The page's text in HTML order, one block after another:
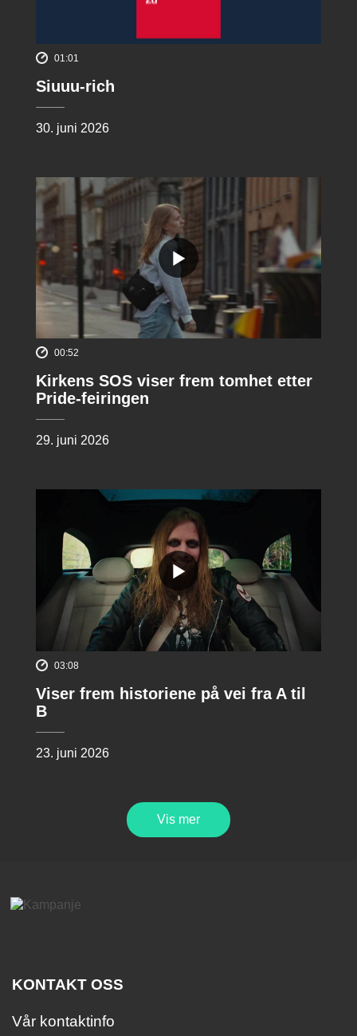
01:01
Siuuu-rich
30. juni 2026
00:52
Kirkens SOS viser frem tomhet etter
Pride-feiringen
29. juni 2026
03:08
Viser frem historiene på vei fra A til
B
23. juni 2026
Vis mer
KONTAKT OSS
Vår kontaktinfo